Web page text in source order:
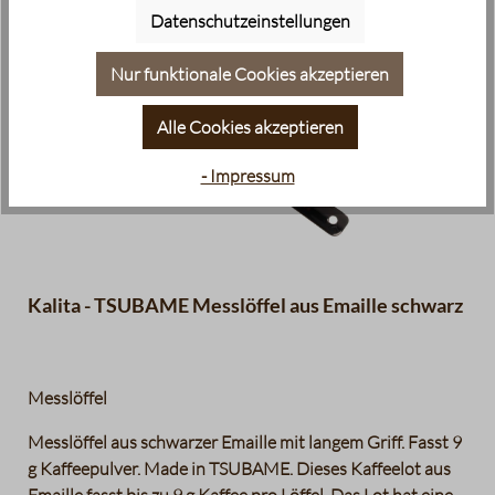
Kalita - TSUBAME Messlöffel aus Emaille schwarz
Messlöffel
Messlöffel aus schwarzer Emaille mit langem Griff. Fasst 9
g Kaffeepulver. Made in TSUBAME. Dieses Kaffeelot aus
Datenschutzeinstellungen
Nur funktionale Cookies akzeptieren
Alle Cookies akzeptieren
- Impressum